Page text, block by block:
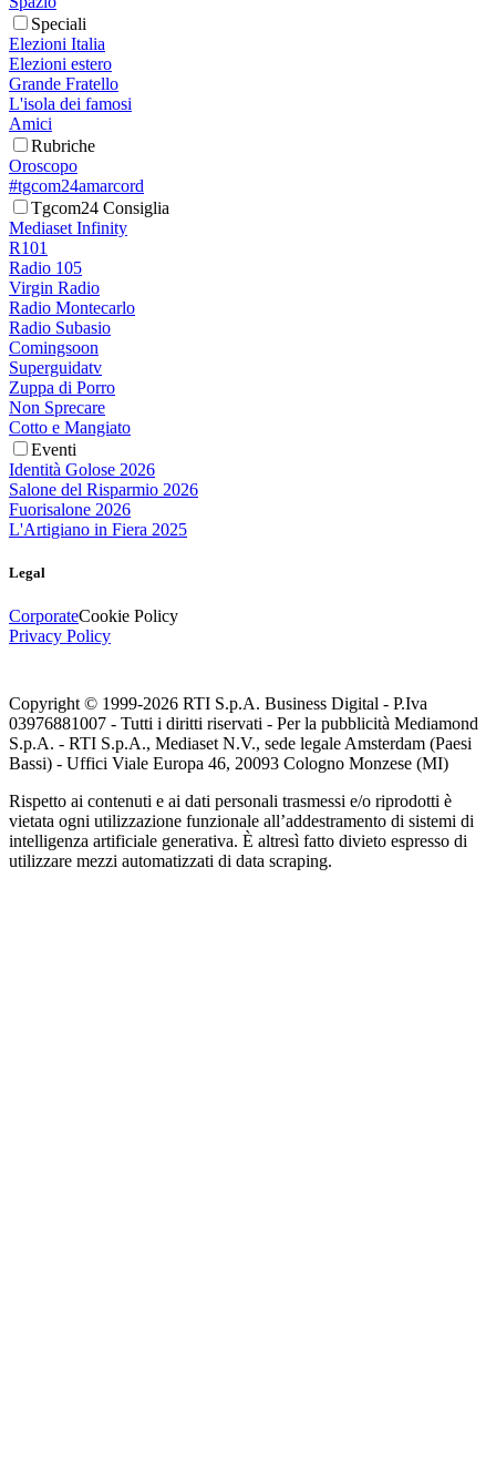
Speciali
Elezioni Italia
Elezioni estero
Grande Fratello
L'isola dei famosi
Amici
Rubriche
Oroscopo
#tgcom24amarcord
Tgcom24 Consiglia
Mediaset Infinity
R101
Radio 105
Virgin Radio
Radio Montecarlo
Radio Subasio
Comingsoon
Superguidatv
Zuppa di Porro
Non Sprecare
Cotto e Mangiato
Eventi
Identità Golose 2026
Salone del Risparmio 2026
Fuorisalone 2026
L'Artigiano in Fiera 2025
Legal
CorporateCookie Policy
Privacy Policy
Copyright © 1999-2026 RTI S.p.A. Business Digital - P.Iva
03976881007 - Tutti i diritti riservati - Per la pubblicità Mediamond
S.p.A. - RTI S.p.A., Mediaset N.V., sede legale Amsterdam (Paesi
Bassi) - Uffici Viale Europa 46, 20093 Cologno Monzese (MI)
Rispetto ai contenuti e ai dati personali trasmessi e/o riprodotti è
vietata ogni utilizzazione funzionale all’addestramento di sistemi di
intelligenza artificiale generativa. È altresì fatto divieto espresso di
utilizzare mezzi automatizzati di data scraping.